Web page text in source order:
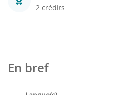
2 crédits
En bref